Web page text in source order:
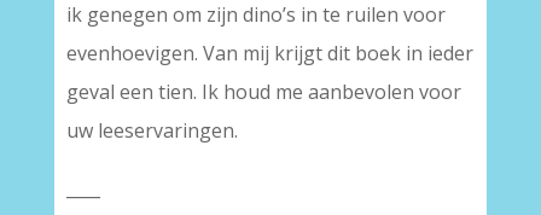
ik genegen om zijn dino’s in te ruilen voor
evenhoevigen. Van mij krijgt dit boek in ieder
geval een tien. Ik houd me aanbevolen voor
uw leeservaringen.